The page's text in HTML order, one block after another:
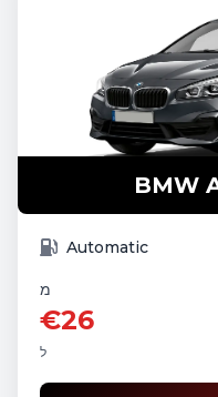
BMW
Automatic
מ
€26
ל